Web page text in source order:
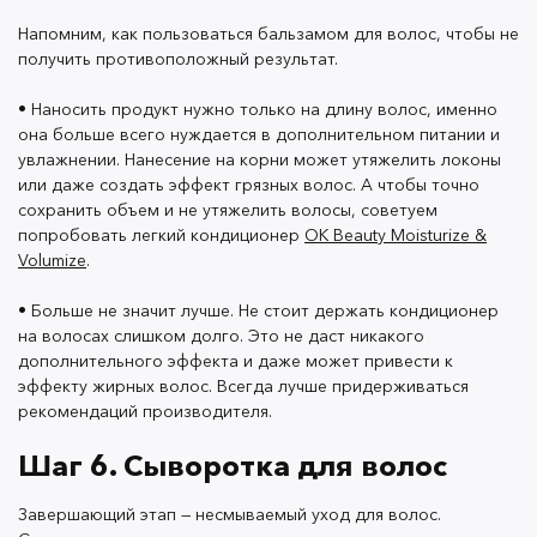
электричество и уплотняет волосы, не утяжеляя их.
Любую сыворотку лучше наносить на кончики волос,
а остатки средства распределять по длине. Это
поможет не перегрузить пряди и избежать эффекта
жирного блеска. Не забывайте, что ни одно средство
не склеит рассечённые концы, но вот смягчить и
сделать их более аккуратными вполне может.
Шаг 7. Правильная сушка волос
Для многих мытьё головы неизменно заканчивается
сушкой или укладкой феном. Вопреки стереотипам,
Напомним, как пользоваться бальзамом для волос, чтобы не
получить противоположный результат.
• Наносить продукт нужно только на длину волос, именно
она больше всего нуждается в дополнительном питании и
увлажнении. Нанесение на корни может утяжелить локоны
или даже создать эффект грязных волос. А чтобы точно
сохранить объем и не утяжелить волосы, советуем
попробовать легкий кондиционер OK Beauty Moisturize &
Volumize.
• Больше не значит лучше. Не стоит держать кондиционер
на волосах слишком долго. Это не даст никакого
дополнительного эффекта и даже может привести к
эффекту жирных волос. Всегда лучше придерживаться
рекомендаций производителя.
Шаг 6. Сыворотка для волос
Завершающий этап — несмываемый уход для волос.